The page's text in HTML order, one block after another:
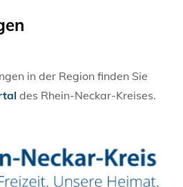
in der Region finden Sie
des Rhein-Neckar-Kreises.